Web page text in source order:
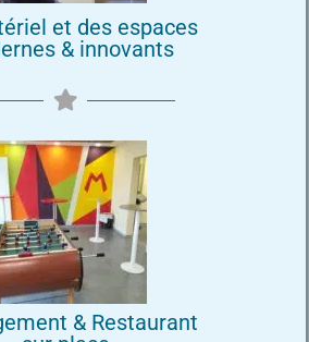
et des espaces
& innovants
& Restaurant